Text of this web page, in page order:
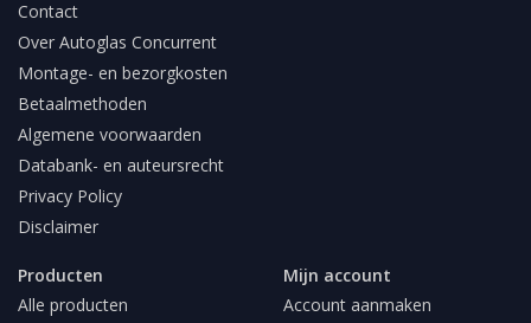
Contact
Over Autoglas Concurrent
Montage- en bezorgkosten
Betaalmethoden
Algemene voorwaarden
Databank- en auteursrecht
Privacy Policy
Disclaimer
Producten
Alle producten
Mijn account
Account aanmaken